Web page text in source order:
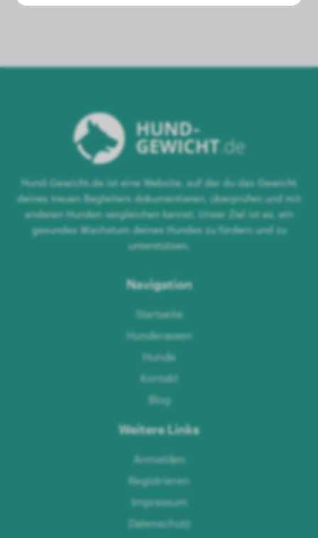
Hund-Gewicht.de ist eine Website, auf der du das Gewicht
deines treuen Begleiters dokumentieren, überprüfen und mit
anderen Hunden vergleichen kannst. Unser Ziel ist es, ein
gesundes Wachstum deines Hundes zu fördern und zu
unterstützen.
Navigation
Startseite
Hunderassen
Hunde
Kontakt
Blog
Weitere Links
Anmelden
Registrieren
Impressum
Datenschutz